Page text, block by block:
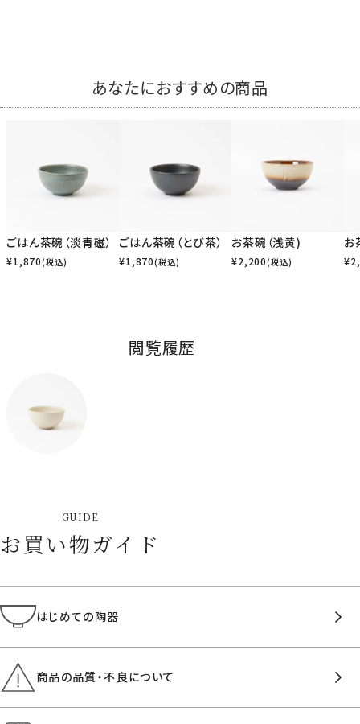
あなたにおすすめの商品
ごはん茶碗（淡青磁）
¥1,870(税込)
ごはん茶碗（とび茶）
¥1,870(税込)
お茶碗（浅黄)
¥2,200(税込)
お
¥
閲覧履歴
GUIDE
お買い物ガイド
はじめての陶器
商品の品質・不良について